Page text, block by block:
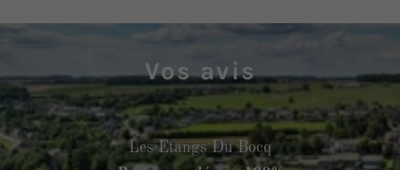
Vos avis
Les Etangs Du Bocq